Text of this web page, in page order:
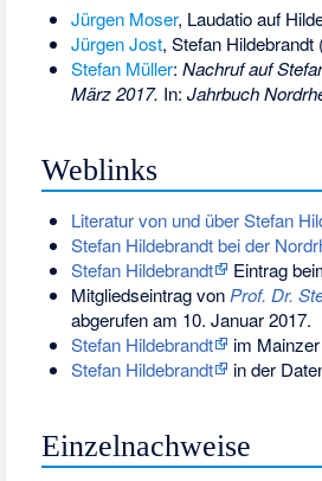
Jürgen Moser, Laudatio auf
Jürgen Jost, Stefan Hildebrandt
Stefan Müller: Nachruf auf
März 2017. In: Jahrbuch
Weblinks
Literatur von und über Stefan
Stefan Hildebrandt bei der
Stefan Hildebrandt
Eintrag
Mitgliedseintrag von Prof. Dr.
abgerufen am 10. Januar 2017.
Stefan Hildebrandt
im
Stefan Hildebrandt
in der
Einzelnachweise